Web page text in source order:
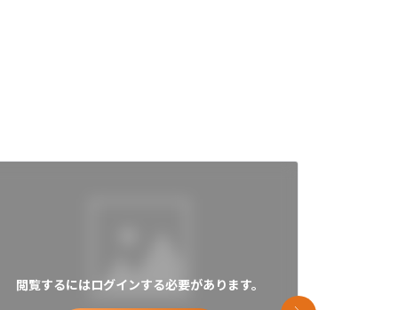
閲覧するにはログインする必要があります。